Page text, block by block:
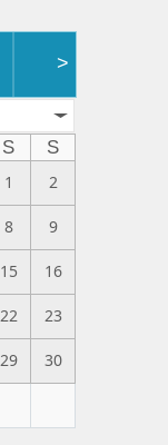
>
S
S
1
2
8 9
15 16
22 23
29 30